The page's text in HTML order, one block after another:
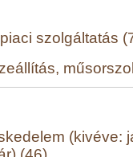
szolgáltatás
(kivéve: